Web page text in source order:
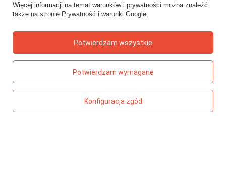
Śledzenie przesyłki
Chcę zwrócić produkt
Chcę wymienić towar
Kontakt
Konto
Więcej informacji na temat warunków i prywatności można znaleźć
także na stronie Prywatność i warunki Google.
Potwierdzam wymagane
Konfiguracja zgód
Potwierdzam wszystkie